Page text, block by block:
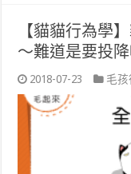
【貓貓行為學
～難道是要投降
2018-07-23 毛